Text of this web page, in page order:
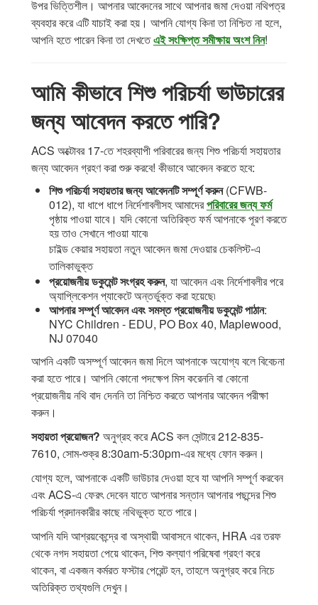
উপর ভিত্তিশীল। আপনার আবেদনের সাথে আপনার জমা দেওয়া নথিপত্র
ব্যবহার করে এটি যাচাই করা হয়। আপনি যোগ্য কিনা তা নিশ্চিত না হলে,
আপনি হতে পারেন কিনা তা দেখতেএই সংক্ষিপ্ত সমীক্ষায় অংশ নিন!
আমি কীভাবে শিশু পরিচর্যা ভাউচারের
জন্য আবেদন করতে পারি?
ACS অক্টোবর 17-তে শহরব্যাপী পরিবারের জন্য শিশু পরিচর্যা সহায়তার
জন্য আবেদন গ্রহণ করা শুরু করবে! কীভাবে আবেদন করতে হবে:
শিশু পরিচর্যা সহায়তার জন্য আবেদনটি সম্পূর্ণ করুন(CFWB-
012), যা ধাপে ধাপে নির্দেশাবলীসহ আমাদেরপরিবারের জন্য ফর্ম
পৃষ্ঠায় পাওয়া যাবে। যদি কোনো অতিরিক্ত ফর্ম আপনাকে পূরণ করতে
হয় তাও সেখানে পাওয়া যাবে৷
চাইল্ড কেয়ার সহায়তা নতুন আবেদন জমা দেওয়ার চেকলিস্ট-এ
তালিকাভুক্ত
প্রয়োজনীয় ডকুমেন্ট সংগ্রহ করুন, যা আবেদন এবং নির্দেশাবলীর পরে
অ্যাপ্লিকেশন প্যাকেটে অন্তর্ভুক্ত করা হয়েছে৷
আপনার সম্পূর্ণ আবেদন এবং সমস্ত প্রয়োজনীয় ডকুমেন্ট পাঠান:
NYC Children - EDU, PO Box 40, Maplewood,
NJ 07040
আপনি একটি অসম্পূর্ণ আবেদন জমা দিলে আপনাকে অযোগ্য বলে বিবেচনা
করা হতে পারে। আপনি কোনো পদক্ষেপ মিস করেননি বা কোনো
প্রয়োজনীয় নথি বাদ দেননি তা নিশ্চিত করতে আপনার আবেদন পরীক্ষা
করুন।
সহায়তা প্রয়োজন? অনুগ্রহ করে ACS কল সেন্টারে 212-835-
7610, সোম-শুক্র 8:30am-5:30pm-এর মধ্যে ফোন করুন।
যোগ্য হলে, আপনাকে একটি ভাউচার দেওয়া হবে যা আপনি সম্পূর্ণ করবেন
এবং ACS-এ ফেরৎ দেবেন যাতে আপনার সন্তান আপনার পছন্দের শিশু
পরিচর্যা প্রদানকারীর কাছে নথিভুক্ত হতে পারে।
আপনি যদি আশ্রয়কেন্দ্রে বা অস্থায়ী আবাসনে থাকেন, HRA এর তরফ
থেকে নগদ সহায়তা পেয়ে থাকেন, শিশু কল্যাণ পরিষেবা গ্রহণ করে
থাকেন, বা একজন কর্মরত ফস্টার পেরেন্ট হন, তাহলে অনুগ্রহ করে নিচে
অতিরিক্ত তথ্যগুলি দেখুন।